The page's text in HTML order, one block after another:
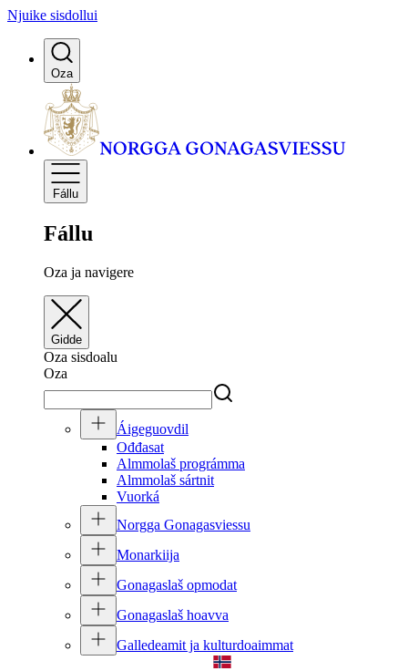
Njuike sisdollui
Oza
Fállu
Fállu
Oza ja navigere
Gidde
Oza sisdoalu
Oza
Áigeguovdil
Ođđasat
Almmolaš prográmma
Almmolaš sártnit
Vuorká
Norgga Gonagasviessu
Monarkiija
Gonagaslaš opmodat
Gonagaslaš hoavva
Galledeamit ja kulturdoaimmat